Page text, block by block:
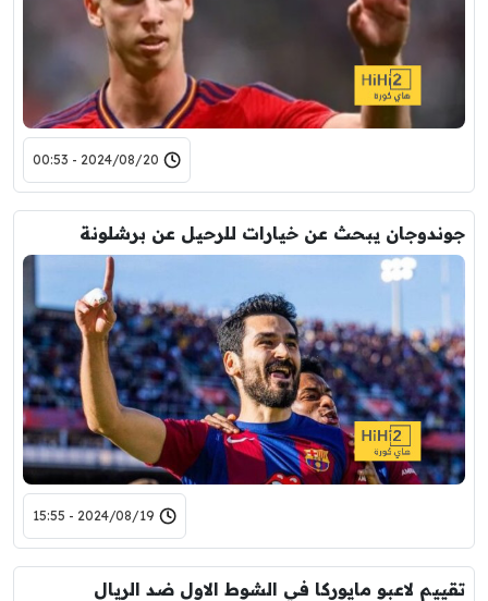
2024/08/20 - 00:53
جوندوجان يبحث عن خيارات للرحيل عن برشلونة
2024/08/19 - 15:55
تقييم لاعبو مايوركا في الشوط الاول ضد الريال